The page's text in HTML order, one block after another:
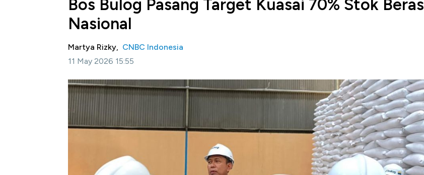
Bos Bulog Pasang Target Kuasai 70% Stok Beras
Nasional
Martya Rizky, CNBC Indonesia
11 May 2026 15:55